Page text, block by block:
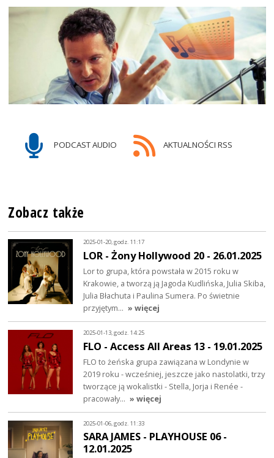
PODCAST AUDIO AKTUALNOŚCI RSS
Zobacz także
2025-01-20, godz. 11:17
LOR - Żony Hollywood 20 - 26.01.2025
Lor to grupa, która powstała w 2015 roku w
Krakowie, a tworzą ją Jagoda Kudlińska, Julia Skiba,
Julia Błachuta i Paulina Sumera. Po świetnie
przyjętym… » więcej
2025-01-13, godz. 14:25
FLO - Access All Areas 13 - 19.01.2025
FLO to żeńska grupa zawiązana w Londynie w
2019 roku - wcześniej, jeszcze jako nastolatki, trzy
tworzące ją wokalistki - Stella, Jorja i Renée -
pracowały… » więcej
2025-01-06, godz. 11:33
SARA JAMES - PLAYHOUSE 06 -
12.01.2025